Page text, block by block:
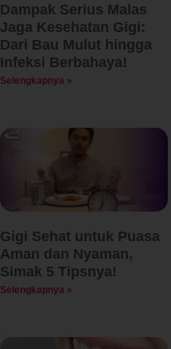
Dampak Serius Malas
Jaga Kesehatan Gigi:
Dari Bau Mulut hingga
Infeksi Berbahaya!
Selengkapnya »
Gigi Sehat untuk Puasa
Aman dan Nyaman,
Simak 5 Tipsnya!
Selengkapnya »